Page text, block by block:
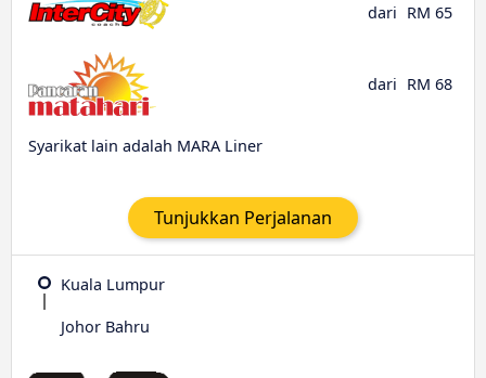
dari RM 65
dari RM 68
Syarikat lain adalah MARA Liner
Tunjukkan Perjalanan
Kuala Lumpur
Johor Bahru